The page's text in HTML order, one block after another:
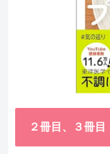
２冊目、３冊目